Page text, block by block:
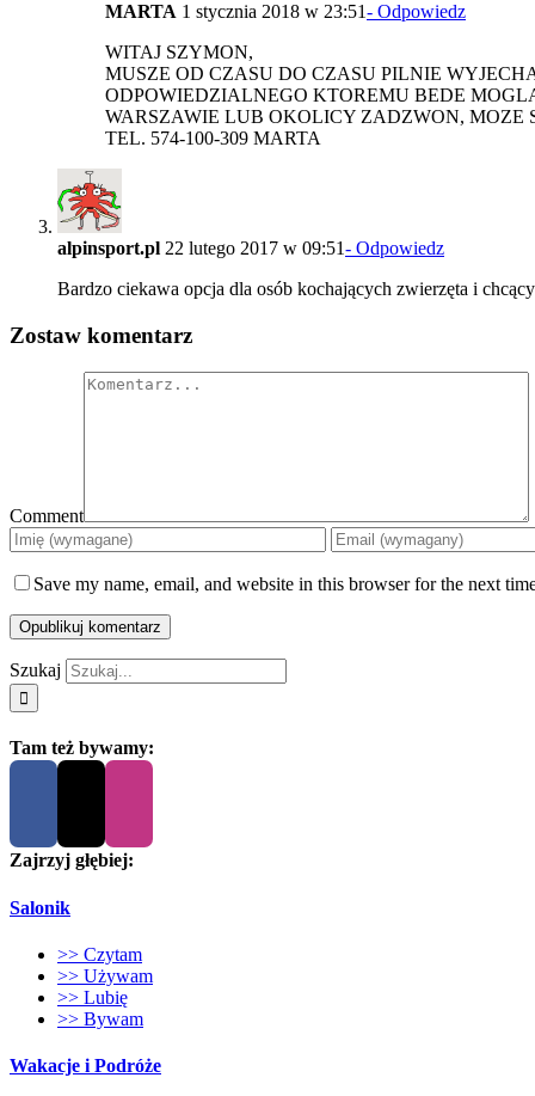
MARTA 1 stycznia 2018 w 23:51- Odpowiedz
WITAJ SZYMON,
MUSZE OD CZASU DO CZASU PILNIE
ODPOWIEDZIALNEGO KTOREMU BEDE
WARSZAWIE LUB OKOLICY ZADZWON, MOZE
TEL. 574-100-309 MARTA
alpinsport.pl 22 lutego 2017 w 09:51- Odpowiedz
Bardzo ciekawa opcja dla osób kochających zwierzęta i
Zostaw komentarz
Comment
Save my name, email, and website in this browser for the next
Szukaj
Tam też bywamy:
Zajrzyj głębiej:
Salonik
>> Czytam
>> Używam
>> Lubię
>> Bywam
Wakacje i Podróże